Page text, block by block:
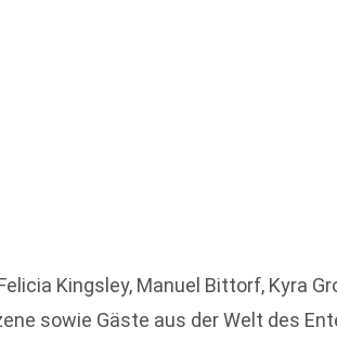
Kingsley, Manuel Bittorf, Kyra
sowie Gäste aus der Welt des